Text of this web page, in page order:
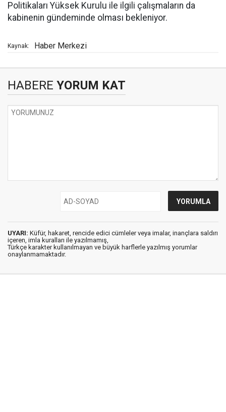
Politikaları Yüksek Kurulu ile ilgili çalışmaların da
kabinenin gündeminde olması bekleniyor.
Kaynak: Haber Merkezi
HABERE YORUM KAT
UYARI: Küfür, hakaret, rencide edici cümleler veya imalar, inançlara saldırı
içeren, imla kuralları ile yazılmamış,
Türkçe karakter kullanılmayan ve büyük harflerle yazılmış yorumlar
onaylanmamaktadır.